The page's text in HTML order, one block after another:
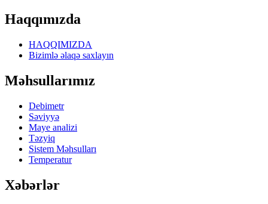
Haqqımızda
HAQQIMIZDA
Bizimlə əlaqə saxlayın
Məhsullarımız
Debimetr
Səviyyə
Maye analizi
Təzyiq
Sistem Məhsulları
Temperatur
Xəbərlər